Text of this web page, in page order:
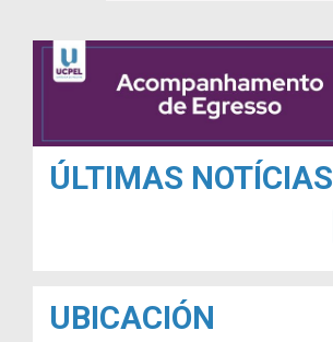
ÚLTIMAS NOTÍCIAS
UBICACIÓN